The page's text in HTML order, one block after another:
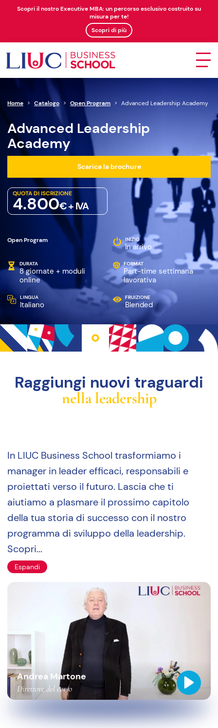
Scopri il nostro Executive MBA: un percorso esclusivo costruito su
misura per te!
Scopri di più
Home > Catalogo > Open Program > Advanced Leadership Academy
Advanced Leadership
Academy
Scarica la brochure
QUOTA DI ISCRIZIONE
4.800€ + IVA
Open Program INIZIO
In arrivo
DURATA
8 giornate + moduli
online
FORMAT
Part-time settimana
lavorativa
LINGUA
Italiano
FRUIZIONE
Blended
Raggiungi nuovi traguardi
nella leadership
In LIUC Business School trasformiamo i
manager in leader efficaci, responsabili e
proiettati verso il futuro. Lascia che ti
aiutiamo a plasmare il prossimo capitolo
della tua storia di successo con il nostro
programma di sviluppo della leadership.
Scopri...
Espandi
Andrea Martone
Direttore del corso